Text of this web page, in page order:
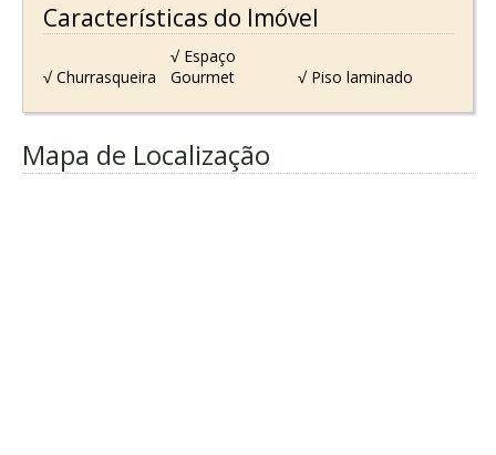
Características do Imóvel
√ Churrasqueira
√ Espaço
Gourmet
√ Piso laminado
Mapa de Localização